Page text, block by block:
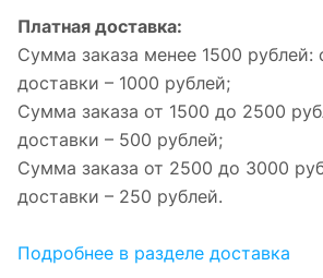
Платная доставка:
Сумма заказа менее 1500 рублей:
доставки – 1000 рублей;
Сумма заказа от 1500 до 2500
доставки – 500 рублей;
Сумма заказа от 2500 до 3000
доставки – 250 рублей.
Подробнее в разделе доставка